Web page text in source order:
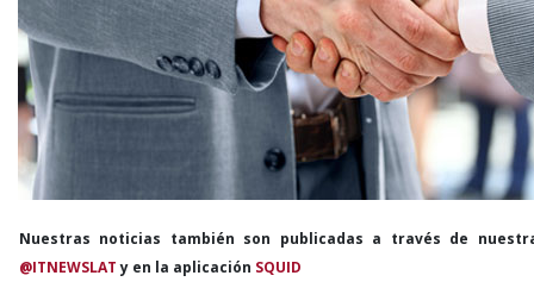
Nuestras noticias también son publicadas a través de
@ITNEWSLATy en la aplicación SQUID